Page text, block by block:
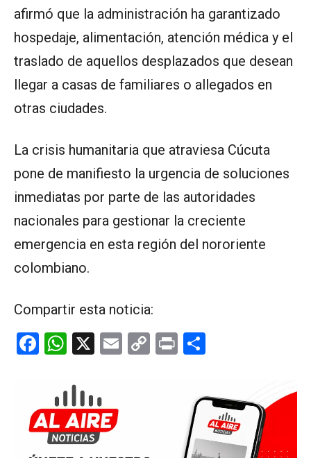
afirmó que la administración ha garantizado
hospedaje, alimentación, atención médica y el
traslado de aquellos desplazados que desean
llegar a casas de familiares o allegados en
otras ciudades.
La crisis humanitaria que atraviesa Cúcuta
pone de manifiesto la urgencia de soluciones
inmediatas por parte de las autoridades
nacionales para gestionar la creciente
emergencia en esta región del nororiente
colombiano.
Compartir esta noticia:
F
b
o
W
at
s
A
X
E
C
Pr
p
ar